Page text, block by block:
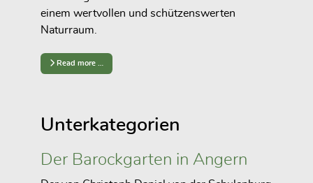
einem wertvollen und schützenswerten
Naturraum.
Read more …
Unterkategorien
Der Barockgarten in Angern